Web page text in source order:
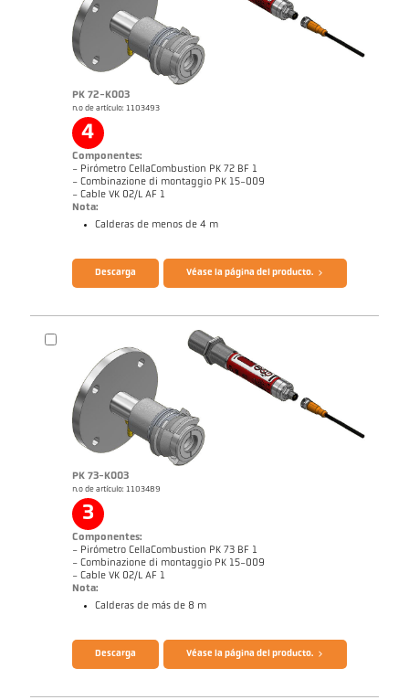
PK 72-K003
n.o de artículo: 1103493
4
Componentes:
- Pirómetro CellaCombustion PK 72 BF 1
- Combinazione di montaggio PK 15-009
- Cable VK 02/L AF 1
Nota:
Calderas de menos de 4 m
Informe técnico Medición óptica de
temperatura en instalaciones de
Descarga Véase la página del producto.
PK 73-K003
n.o de artículo: 1103489
3
Componentes:
- Pirómetro CellaCombustion PK 73 BF 1
- Combinazione di montaggio PK 15-009
- Cable VK 02/L AF 1
Nota:
Calderas de más de 8 m
Descarga Véase la página del producto.